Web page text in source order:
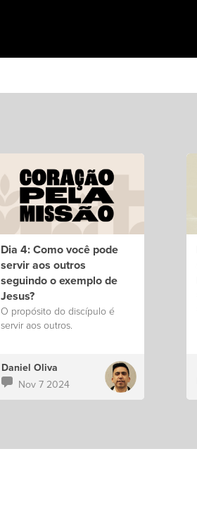
Dia 4: Como você pode
servir aos outros
seguindo o exemplo de
Jesus?
O propósito do discípulo é
servir aos outros.
Daniel Oliva
Nov 7 2024